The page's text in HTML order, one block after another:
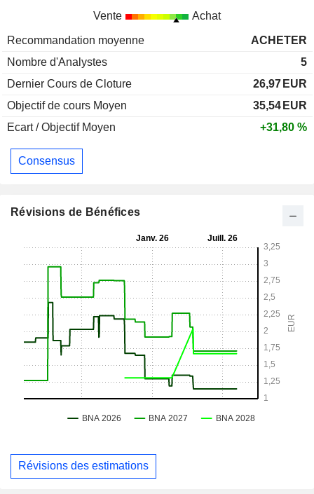
Vente Achat
Recommandation moyenne
ACHETER
Nombre d'Analystes
5
Dernier Cours de Cloture
26,97 EUR
Objectif de cours Moyen
35,54 EUR
Ecart / Objectif Moyen
+31,80 %
Consensus
Révisions de Bénéfices
Révisions des estimations